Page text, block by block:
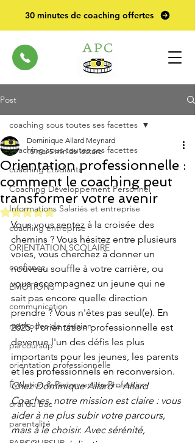
30 minutes de coaching offertes
Post
coaching sous toutes ses facettes
coaching Etudiants
Coaching Développement Personnel
Informations Salariés et entreprise
coaching entreprise
ORIENTATION SCOLAIRE
confiance
EMOTIONS
communication
méthodes de révision
parcoursup
orientation professionnelle
Évolution & Reconversion Profession
oral du bac
parentalité
coaching sous toutes ses facettes
Orientation professionnelle :
comment le coaching peut
transformer votre avenir
Dominique Allard Meynard
15 mai 5 min de lecture
Noté NaN étoiles sur 5.
Vous vous sentez à la croisée des
chemins ? Vous hésitez entre plusieurs
voies, vous cherchez à donner un
nouveau souffle à votre carrière, ou
vous accompagnez un jeune qui ne
sait pas encore quelle direction
prendre ? Vous n'êtes pas seul(e). En
2025, l'orientation professionnelle est
devenue l'un des défis les plus
importants pour les jeunes, les parents
et les professionnels en reconversion.
Chez Dominique Allard – Allard
Coaches, notre mission est claire : vous
aider à ne plus subir votre parcours,
mais à le choisir. Avec sérénité,